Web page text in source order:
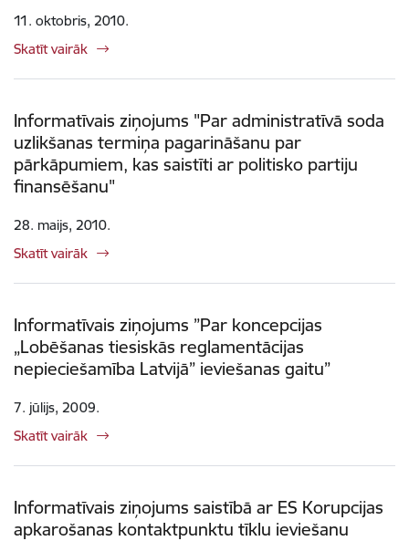
11. oktobris, 2010.
Skatīt vairāk
Informatīvais ziņojums "Par administratīvā soda
uzlikšanas termiņa pagarināšanu par
pārkāpumiem, kas saistīti ar politisko partiju
finansēšanu"
28. maijs, 2010.
Skatīt vairāk
Informatīvais ziņojums ”Par koncepcijas
„Lobēšanas tiesiskās reglamentācijas
nepieciešamība Latvijā” ieviešanas gaitu”
7. jūlijs, 2009.
Skatīt vairāk
Informatīvais ziņojums saistībā ar ES Korupcijas
apkarošanas kontaktpunktu tīklu ieviešanu